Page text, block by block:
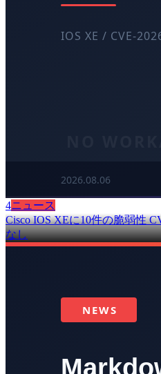
4ニュース
Cisco IOS XEに10件の脆弱性
なし